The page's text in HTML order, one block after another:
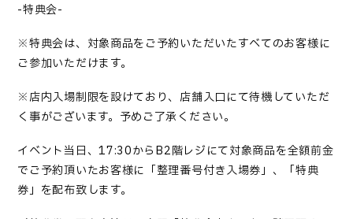
-特典会-
※特典会は、対象商品をご予約いただいたすべてのお客様に
ご参加いただけます。
※店内入場制限を設けており、店舗入口にて待機していただ
く事がございます。予めご了承ください。
イベント当日、17:30からB2階レジにて対象商品を全額前金
でご予約頂いたお客様に「整理番号付き入場券」、「特典
券」を配布致します。